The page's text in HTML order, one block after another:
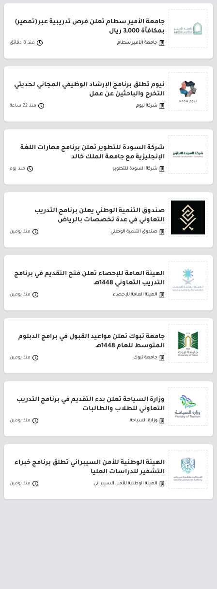
جامعة الأمير سطام تعلن فرص تدريبية عبر (تمهير)
بمكافأة 3,000 ريال
جامعة الأمير سطام منذ 8 دقائق
نيوم تطلق برنامج الإرشاد الوظيفي المجاني لحديثي
التخرج والباحثين عن عمل
شركة نيوم منذ 22 ساعة
شركة السودة للتطوير تعلن برنامج مهارات اللغة
الإنجليزية مع جامعة الملك خالد
شركة السودة للتطوير منذ يوم
صندوق التنمية الوطني يعلن برنامج التدريب
التعاوني في عدة تخصصات بالرياض
صندوق التنمية الوطني منذ يومين
الهيئة العامة للإحصاء تعلن فتح التقديم في برنامج
التدريب التعاوني 1448هـ
الهيئة العامة للإحصاء منذ يومين
جامعة تبوك تعلن مواعيد القبول في برامج الدبلوم
المتوسط للعام 1448هـ
جامعة تبوك منذ يومين
وزارة السياحة تعلن بدء التقديم في برنامج التدريب
التعاوني للطلاب والطالبات
وزارة السياحة منذ يومين
الهيئة الوطنية للأمن السيبراني تطلق برنامج خبراء
التشفير للدراسات العليا
الهيئة الوطنية للأمن السيبراني منذ يومين